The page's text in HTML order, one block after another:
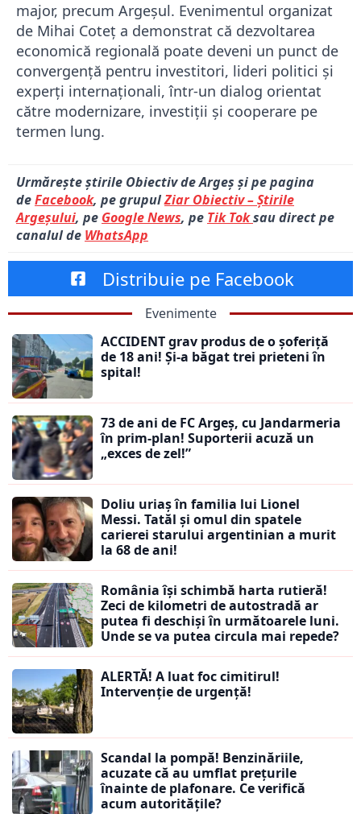
major, precum Argeșul. Evenimentul organizat
de Mihai Coteț a demonstrat că dezvoltarea
economică regională poate deveni un punct de
convergență pentru investitori, lideri politici și
experți internaționali, într-un dialog orientat
către modernizare, investiții și cooperare pe
termen lung.
Urmărește știrile Obiectiv de Argeș și pe pagina
deFacebook, pe grupulZiar Obiectiv – Știrile
Argeșului, pe Google News, pe Tik Toksau direct pe
canalul de WhatsApp
Distribuie pe Facebook
Evenimente
ACCIDENT grav produs de o șoferiță
de 18 ani! Și-a băgat trei prieteni în
spital!
73 de ani de FC Argeș, cu Jandarmeria
în prim-plan! Suporterii acuză un
„exces de zel!”
Doliu uriaș în familia lui Lionel
Messi. Tatăl și omul din spatele
carierei starului argentinian a murit
la 68 de ani!
România își schimbă harta rutieră!
Zeci de kilometri de autostradă ar
putea fi deschiși în următoarele luni.
Unde se va putea circula mai repede?
ALERTĂ! A luat foc cimitirul!
Intervenție de urgență!
Scandal la pompă! Benzinăriile,
acuzate că au umflat prețurile
înainte de plafonare. Ce verifică
acum autoritățile?